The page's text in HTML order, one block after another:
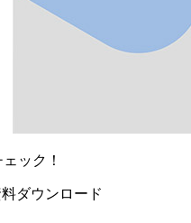
ック！
ダウンロード